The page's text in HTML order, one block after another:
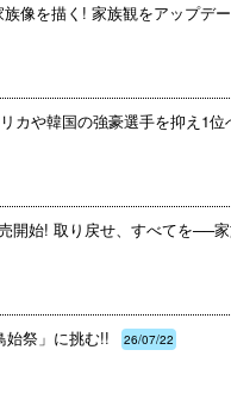
像を描く! 家族観をアップデ
カや韓国の強豪選手を抑え1
開始! 取り戻せ、すべてを──
始祭」に挑む!! 26/07/22